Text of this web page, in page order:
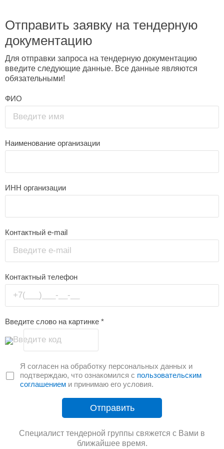
Отправить заявку на тендерную
документацию
Для отправки запроса на тендерную документацию
введите следующие данные. Все данные являются
обязательными!
ФИО
Введите имя
Наименование организации
ИНН организации
Контактный e-mail
Введите e-mail
Контактный телефон
+7(___)___-__-__
Введите слово на картинке *
Введите код
Я согласен на обработку персональных данных и
подтверждаю, что ознакомился с пользовательским
соглашением и принимаю его условия.
Отправить
Специалист тендерной группы свяжется с Вами в
ближайшее время.